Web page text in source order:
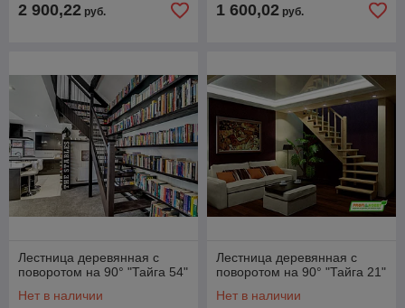
2 900,22 руб. 1 600,02 руб.
Лестница деревянная с
поворотом на 90° "Тайга 54"
Нет в наличии
Лестница деревянная с
поворотом на 90° "Тайга 21"
Нет в наличии